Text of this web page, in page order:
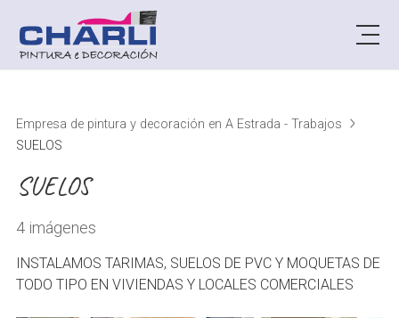
Empresa de pintura y decoración en A Estrada - Trabajos
SUELOS
SUELOS
4 imágenes
INSTALAMOS TARIMAS, SUELOS DE PVC Y MOQUETAS DE
TODO TIPO EN VIVIENDAS Y LOCALES COMERCIALES